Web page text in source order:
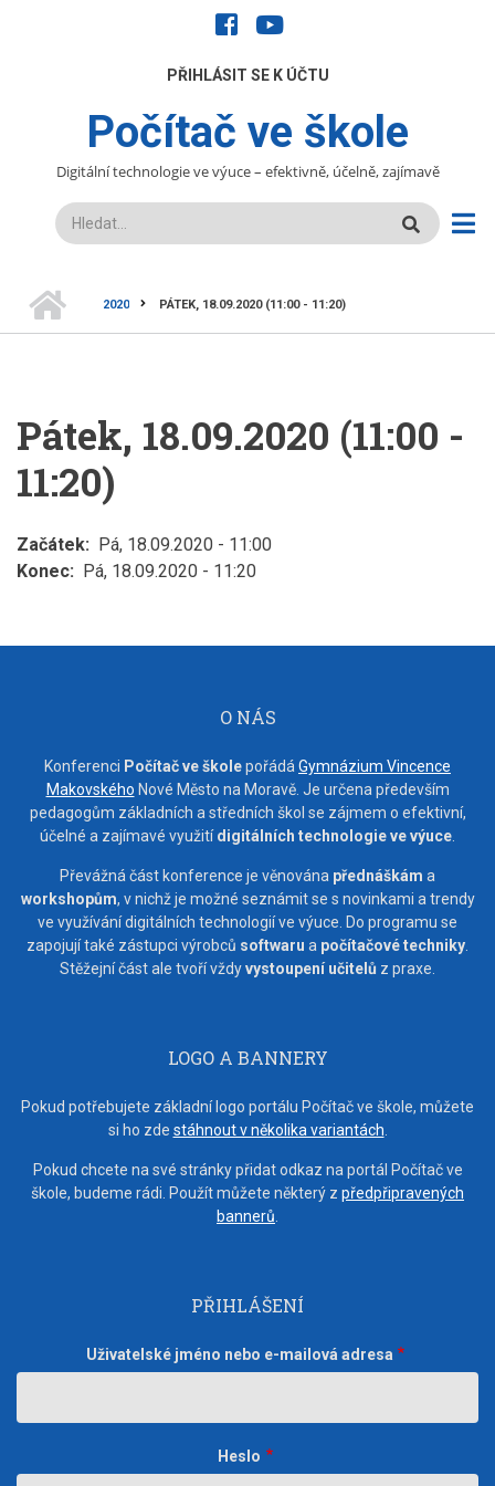
facebookyoutube
UŽIVATELÉPŘIHLÁSIT SE K ÚČTU
Počítač ve škole
Digitální technologie ve výuce – efektivně, účelně, zajímavě
Hledat
DROBEČKOVÁ
2020
PÁTEK, 18.09.2020 (11:00 - 11:20)
Pátek, 18.09.2020 (11:00 -
11:20)
Začátek
Pá, 18.09.2020 - 11:00
Konec
Pá, 18.09.2020 - 11:20
O NÁS
Konferenci Počítač ve školepořádá Gymnázium Vincence
Makovského Nové Město na Moravě. Je určena především
pedagogům základních a středních škol se zájmem o efektivní,
účelné a zajímavé využitídigitálních technologie ve výuce
Převážná část konference je věnována přednáškám a
workshopům, v nichž je možné seznámit se s novinkami a trendy
ve využívání digitálních technologií ve výuce. Do programu se
zapojují také zástupci výrobců softwaru a počítačové techniky
Stěžejní část ale tvoří vždyvystoupení učitelů z praxe.
LOGO A BANNERY
Pokud potřebujete základní logo portálu Počítač ve škole, můžete
si ho zde stáhnout v několika variantách
Pokud chcete na své stránky přidat odkaz na portál Počítač ve
škole, budeme rádi. Použít můžete některý z předpřipravených
bannerů
PŘIHLÁŠENÍ
Uživatelské jméno nebo e-mailová adresa
Heslo